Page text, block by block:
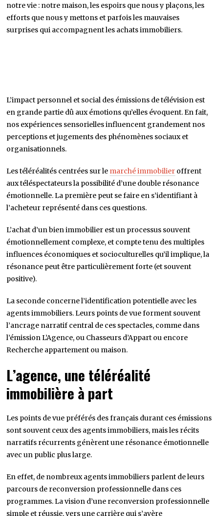
notre vie : notre maison, les espoirs que nous y plaçons, les
efforts que nous y mettons et parfois les mauvaises
surprises qui accompagnent les achats immobiliers.
L’impact personnel et social des émissions de télévision est
en grande partie dû aux émotions qu’elles évoquent. En fait,
nos expériences sensorielles influencent grandement nos
perceptions et jugements des phénomènes sociaux et
organisationnels.
Les téléréalités centrées sur le marché immobilier offrent
aux téléspectateurs la possibilité d’une double résonance
émotionnelle. La première peut se faire en s’identifiant à
l’acheteur représenté dans ces questions.
L’achat d’un bien immobilier est un processus souvent
émotionnellement complexe, et compte tenu des multiples
influences économiques et socioculturelles qu’il implique, la
résonance peut être particulièrement forte (et souvent
positive).
La seconde concerne l’identification potentielle avec les
agents immobiliers. Leurs points de vue forment souvent
l’ancrage narratif central de ces spectacles, comme dans
l’émission L’Agence, ou Chasseurs d’Appart ou encore
Recherche appartement ou maison.
L’agence, une téléréalité
immobilière à part
Les points de vue préférés des français durant ces émissions
sont souvent ceux des agents immobiliers, mais les récits
narratifs récurrents génèrent une résonance émotionnelle
avec un public plus large.
En effet, de nombreux agents immobiliers parlent de leurs
parcours de reconversion professionnelle dans ces
programmes. La vision d’une reconversion professionnelle
simple et réussie, vers une carrière qui s’avère